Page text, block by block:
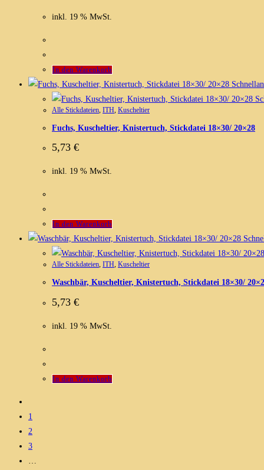
inkl. 19 % MwSt.
In den Warenkorb
Alle Stickdateien, ITH, Kuscheltier
Fuchs, Kuscheltier, Knistertuch, Stickdatei 18×30/ 20×28
5,73 €
inkl. 19 % MwSt.
In den Warenkorb
Alle Stickdateien, ITH, Kuscheltier
Waschbär, Kuscheltier, Knistertuch, Stickdatei 18×30/
5,73 €
inkl. 19 % MwSt.
In den Warenkorb
1
2
3